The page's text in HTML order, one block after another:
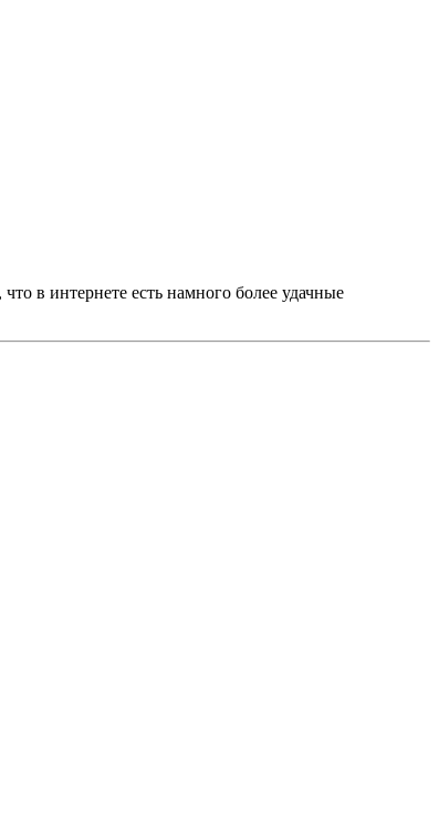
в интернете есть намного более удачные